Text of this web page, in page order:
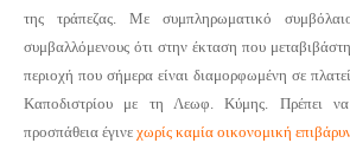
της τράπεζας. Με συμπληρωματικό
συμβαλλόμενους ότι στην έκταση που
περιοχή που σήμερα είναι διαμορφωμένη σε
Καποδιστρίου με τη Λεωφ. Κύμης. Πρέπει
προσπάθεια έγινε χωρίς καμία οικονομική